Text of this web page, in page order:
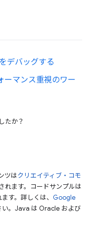
デバッグする
ーマンス重視のワー
たか？
ツはクリエイティブ・コモ
れます。コードサンプルは
す。詳しくは、 Google
い。Java は Oracle および